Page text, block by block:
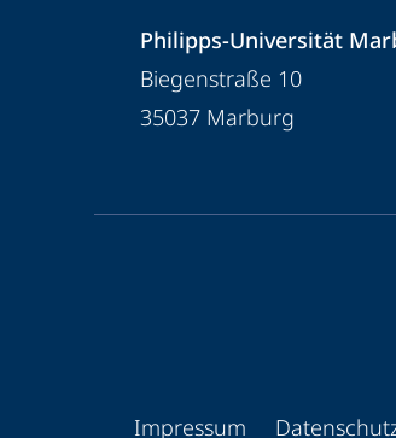
Informationen
Kontaktinformationen
Philipps-
Universität
Marburg
Philipps-Universität
Biegenstraße 10
35037 Marburg
Media
Impressum